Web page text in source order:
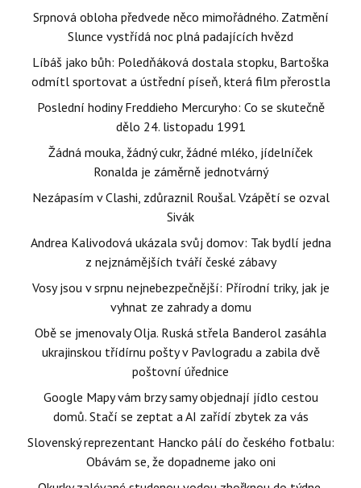
Srpnová obloha předvede něco mimořádného. Zatmění
Slunce vystřídá noc plná padajících hvězd
Líbáš jako bůh: Poledňáková dostala stopku, Bartoška
odmítl sportovat a ústřední píseň, která film přerostla
Poslední hodiny Freddieho Mercuryho: Co se skutečně
dělo 24. listopadu 1991
Žádná mouka, žádný cukr, žádné mléko, jídelníček
Ronalda je záměrně jednotvárný
Nezápasím v Clashi, zdůraznil Roušal. Vzápětí se ozval
Sivák
Andrea Kalivodová ukázala svůj domov: Tak bydlí jedna
z nejznámějších tváří české zábavy
Vosy jsou v srpnu nejnebezpečnější: Přírodní triky, jak je
vyhnat ze zahrady a domu
Obě se jmenovaly Olja. Ruská střela Banderol zasáhla
ukrajinskou třídírnu pošty v Pavlogradu a zabila dvě
poštovní úřednice
Google Mapy vám brzy samy objednají jídlo cestou
domů. Stačí se zeptat a AI zařídí zbytek za vás
Slovenský reprezentant Hancko pálí do českého fotbalu:
Obávám se, že dopadneme jako oni